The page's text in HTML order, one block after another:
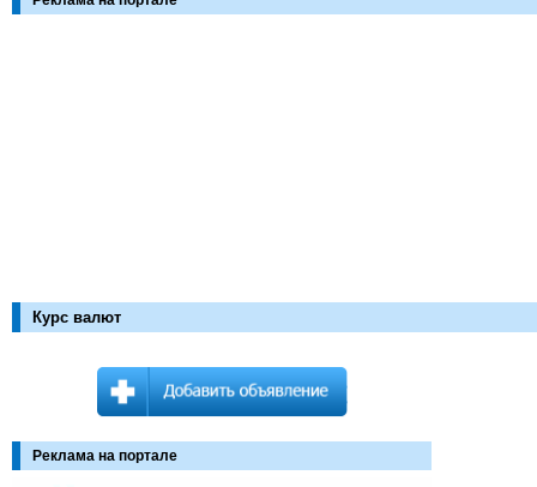
Курс валют
Реклама на портале